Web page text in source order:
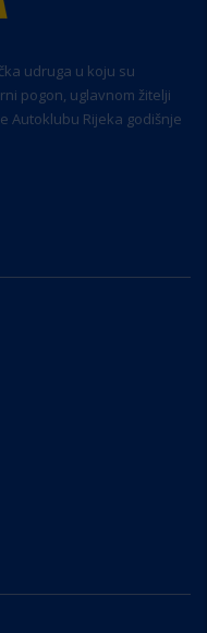
udruga u koju su
pogon, uglavnom žitelji
Autoklubu Rijeka godišnje